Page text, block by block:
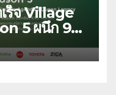
ร็จ Village
5 ผนึก 9
Tourism
สร้างคุณค่า